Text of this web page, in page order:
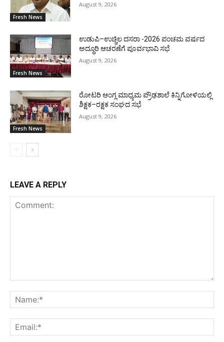
Fresh News
August 9, 2026
Fresh News
ಉಡುಪಿ–ಉಚ್ಚಿಲ ದಸರಾ -2026 ಪಂಚಮ ವರ್ಷದ
ಅದ್ಧೂರಿ ಆಚರಣೆಗೆ ಪೂರ್ವಭಾವಿ ಸಭೆ
August 9, 2026
Fresh News
ರೋಟರಿ ಆಂಗ್ಲ ಮಾಧ್ಯಮ ಪ್ರೌಢಶಾಲೆ ಕಿನ್ನಿಗೋಳಿಯಲ್ಲಿ
ಶಿಕ್ಷಕ–ರಕ್ಷಕ ಸಂಘದ ಸಭೆ
August 9, 2026
LEAVE A REPLY